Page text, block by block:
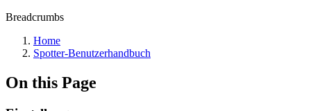
Breadcrumbs
Home
Spotter-Benutzerhandbuch
On this Page